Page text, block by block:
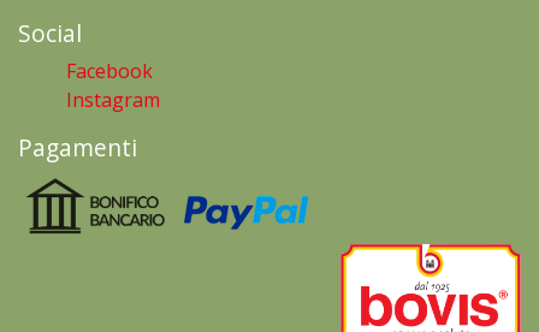
Social
Facebook
Instagram
Pagamenti